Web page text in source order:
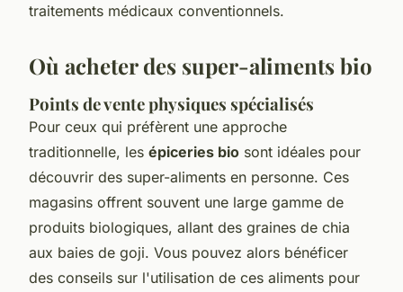
traitements médicaux conventionnels.
Où acheter des super-aliments bio
Points de vente physiques spécialisés
Pour ceux qui préfèrent une approche
traditionnelle, les épiceries bio sont idéales pour
découvrir des super-aliments en personne. Ces
magasins offrent souvent une large gamme de
produits biologiques, allant des graines de chia
aux baies de goji. Vous pouvez alors bénéficer
des conseils sur l'utilisation de ces aliments pour